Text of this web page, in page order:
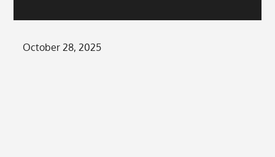
Posted
October 28, 2025